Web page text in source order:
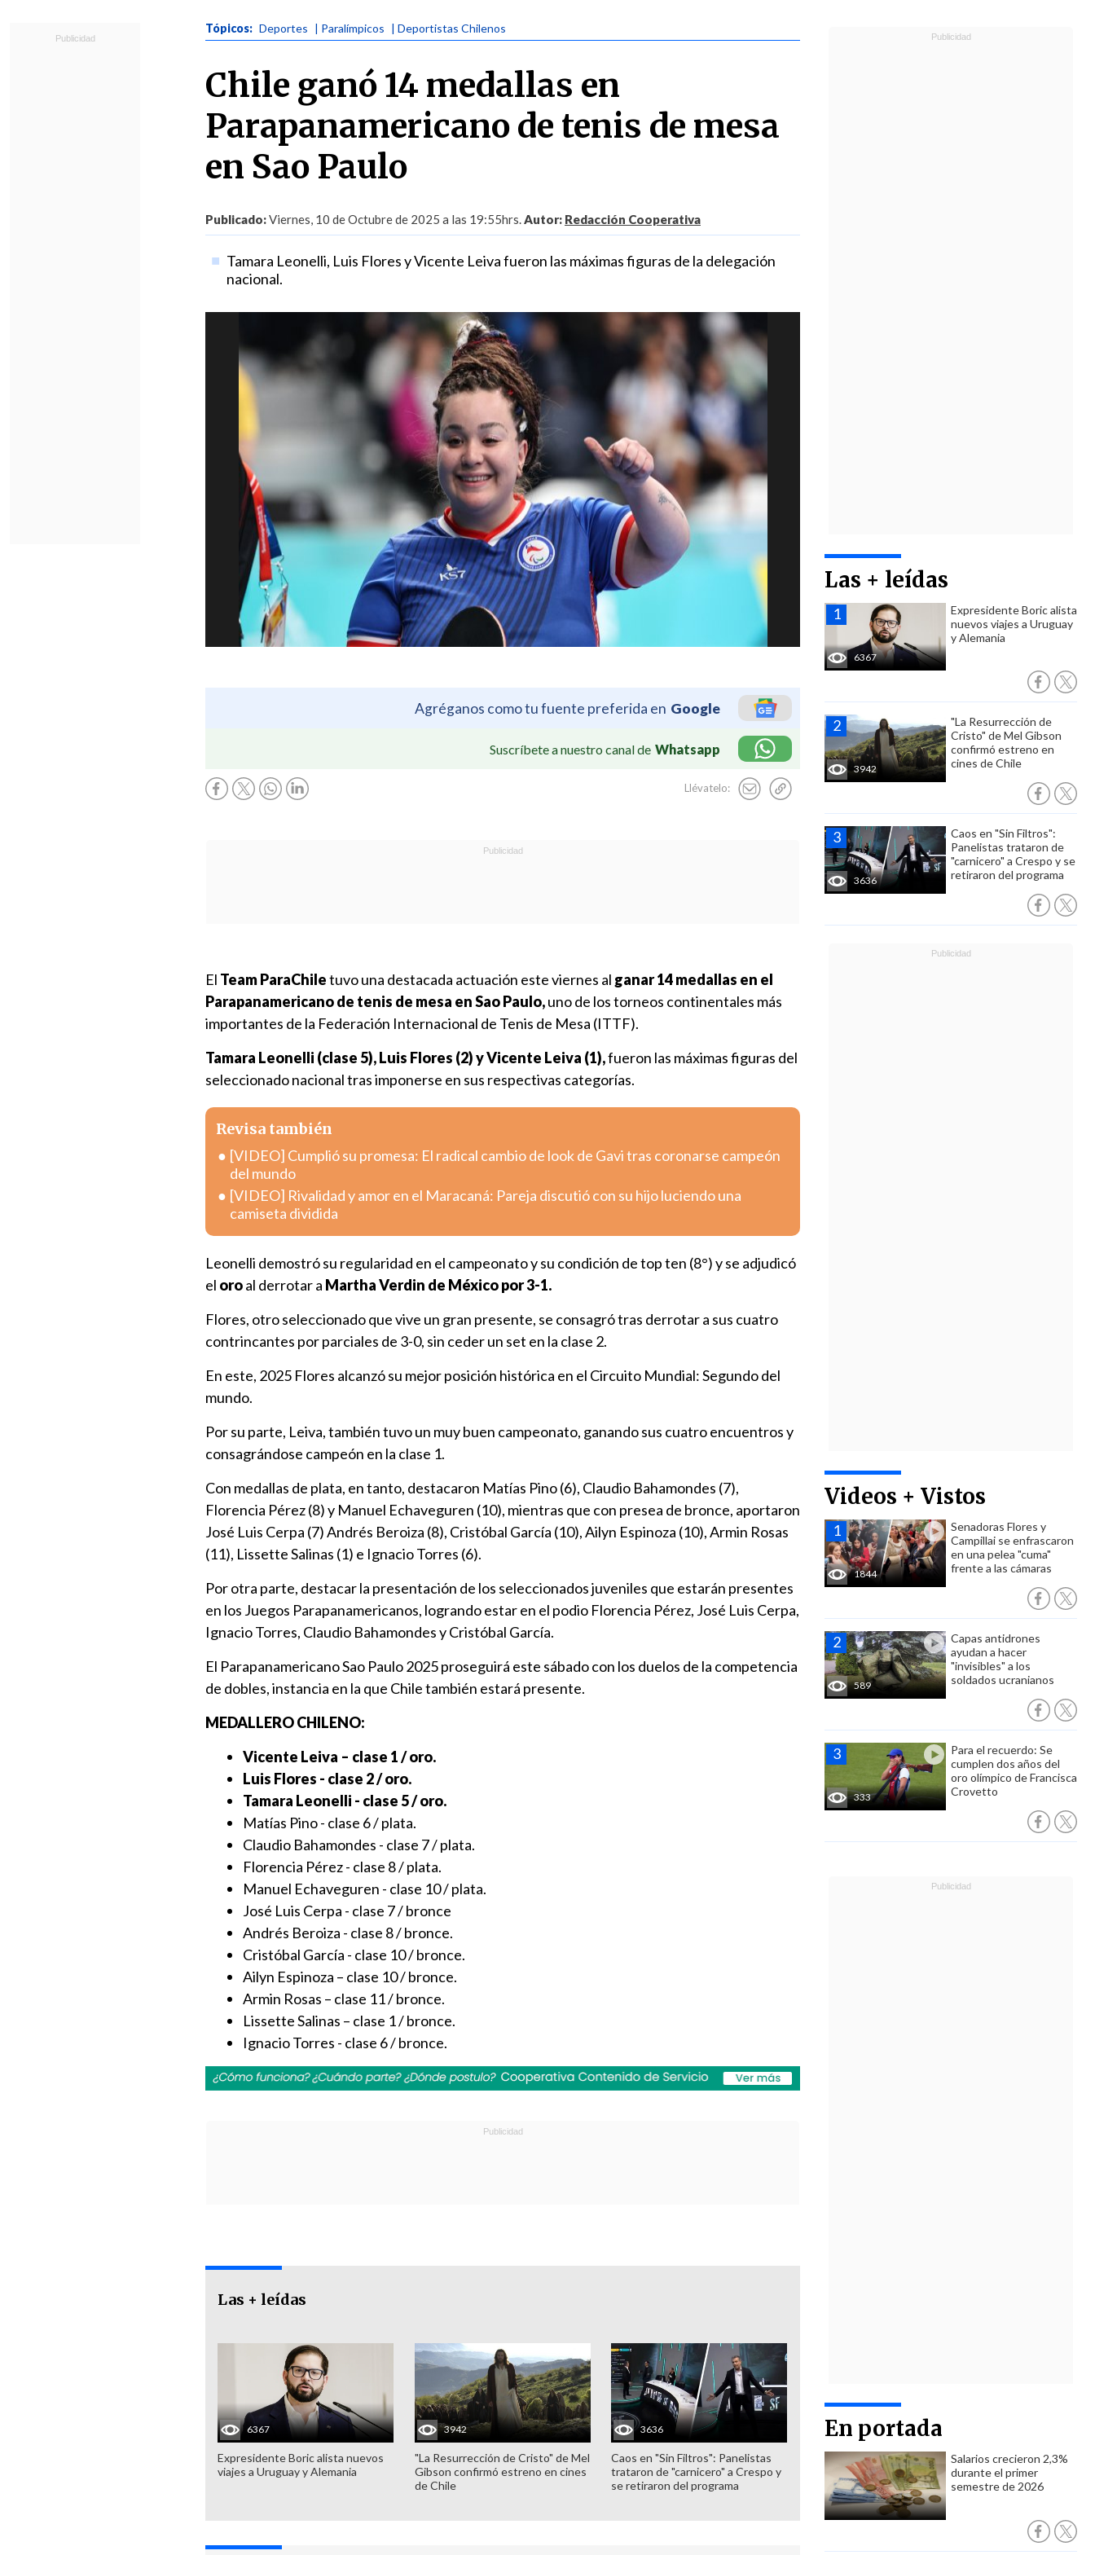
Tópicos: Deportes | Paralímpicos | Deportistas Chilenos
Chile ganó 14 medallas en
Parapanamericano de tenis de mesa
en Sao Paulo
Publicado:Viernes, 10 de Octubre de 2025 a las 19:55hrs.Autor: Redacción Cooperativa
Tamara Leonelli, Luis Flores y Vicente Leiva fueron las máximas figuras de la delegación
nacional.
Agréganos como tu fuente preferida en Google
Suscríbete a nuestro canal de Whatsapp
Llévatelo:
Las + leídas
6367
Expresidente Boric alista
nuevos viajes a Uruguay
y Alemania
3942
"La Resurrección de
Cristo" de Mel Gibson
confirmó estreno en
cines de Chile
3636
Caos en "Sin Filtros":
Panelistas trataron de
"carnicero" a Crespo y se
retiraron del programa
Videos + Vistos
1844
Senadoras Flores y
Campillai se enfrascaron
en una pelea "cuma"
frente a las cámaras
589
Capas antidrones
ayudan a hacer
"invisibles" a los
soldados ucranianos
333
Para el recuerdo: Se
cumplen dos años del
oro olímpico de Francisca
Crovetto
En portada
Salarios crecieron 2,3%
durante el primer
semestre de 2026
El Team ParaChiletuvo una destacada actuación este viernes al ganar 14 medallas en el
Parapanamericano de tenis de mesa en Sao Paulo,uno de los torneos continentales más
importantes de la Federación Internacional de Tenis de Mesa (ITTF).
Tamara Leonelli (clase 5), Luis Flores (2) y Vicente Leiva (1),fueron las máximas figuras del
seleccionado nacional tras imponerse en sus respectivas categorías.
Revisa también
[VIDEO] Cumplió su promesa: El radical cambio de look de Gavi tras coronarse campeón
del mundo
[VIDEO] Rivalidad y amor en el Maracaná: Pareja discutió con su hijo luciendo una
camiseta dividida
Leonelli demostró su regularidad en el campeonato y su condición de top ten (8°) y se adjudicó
el oroal derrotar a Martha Verdin de México por 3-1.
Flores, otro seleccionado que vive un gran presente, se consagró tras derrotar a sus cuatro
contrincantes por parciales de 3-0, sin ceder un set en la clase 2.
En este, 2025 Flores alcanzó su mejor posición histórica en el Circuito Mundial: Segundo del
mundo.
Por su parte, Leiva, también tuvo un muy buen campeonato, ganando sus cuatro encuentros y
consagrándose campeón en la clase 1.
Con medallas de plata, en tanto, destacaron Matías Pino (6), Claudio Bahamondes (7),
Florencia Pérez (8) y Manuel Echaveguren (10), mientras que con presea de bronce, aportaron
José Luis Cerpa (7) Andrés Beroiza (8), Cristóbal García (10), Ailyn Espinoza (10), Armin Rosas
(11), Lissette Salinas (1) e Ignacio Torres (6).
Por otra parte, destacar la presentación de los seleccionados juveniles que estarán presentes
en los Juegos Parapanamericanos, logrando estar en el podio Florencia Pérez, José Luis Cerpa,
Ignacio Torres, Claudio Bahamondes y Cristóbal García.
El Parapanamericano Sao Paulo 2025 proseguirá este sábado con los duelos de la competencia
de dobles, instancia en la que Chile también estará presente.
MEDALLERO CHILENO:
Vicente Leiva – clase 1 / oro.
Luis Flores - clase 2 / oro.
Tamara Leonelli - clase 5 / oro.
Matías Pino - clase 6 / plata.
Claudio Bahamondes - clase 7 / plata.
Florencia Pérez - clase 8 / plata.
Manuel Echaveguren - clase 10 / plata.
José Luis Cerpa - clase 7 / bronce
Andrés Beroiza - clase 8 / bronce.
Cristóbal García - clase 10 / bronce.
Ailyn Espinoza – clase 10 / bronce.
Armin Rosas – clase 11 / bronce.
Lissette Salinas – clase 1 / bronce.
Ignacio Torres - clase 6 / bronce.
Las + leídas
6367
Expresidente Boric alista nuevos
viajes a Uruguay y Alemania
3942
"La Resurrección de Cristo" de Mel
Gibson confirmó estreno en cines
de Chile
3636
Caos en "Sin Filtros": Panelistas
trataron de "carnicero" a Crespo y
se retiraron del programa